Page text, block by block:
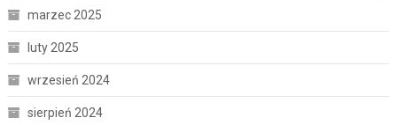
marzec 2025
luty 2025
wrzesień 2024
sierpień 2024